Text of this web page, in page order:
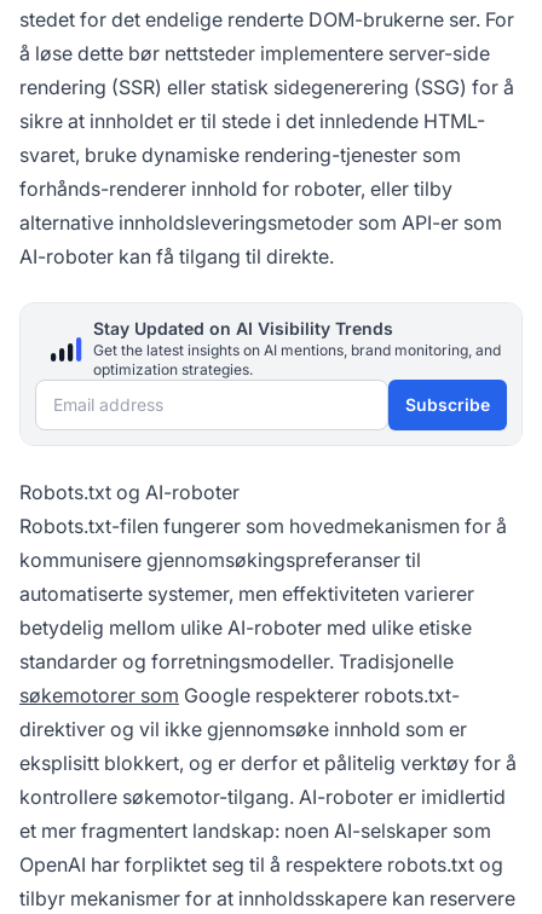
stedet for det endelige renderte DOM-brukerne ser. For
å løse dette bør nettsteder implementere server-side
rendering (SSR) eller statisk sidegenerering (SSG) for å
sikre at innholdet er til stede i det innledende HTML-
svaret, bruke dynamiske rendering-tjenester som
forhånds-renderer innhold for roboter, eller tilby
alternative innholdsleveringsmetoder som API-er som
AI-roboter kan få tilgang til direkte.
Stay Updated on AI Visibility Trends
Get the latest insights on AI mentions, brand monitoring, and
optimization strategies.
Email address Subscribe
Robots.txt og AI-roboter
Robots.txt-filen fungerer som hovedmekanismen for å
kommunisere gjennomsøkingspreferanser til
automatiserte systemer, men effektiviteten varierer
betydelig mellom ulike AI-roboter med ulike etiske
standarder og forretningsmodeller. Tradisjonelle
søkemotorer som Google respekterer robots.txt-
direktiver og vil ikke gjennomsøke innhold som er
eksplisitt blokkert, og er derfor et pålitelig verktøy for å
kontrollere søkemotor-tilgang. AI-roboter er imidlertid
et mer fragmentert landskap: noen AI-selskaper som
OpenAI har forpliktet seg til å respektere robots.txt og
tilbyr mekanismer for at innholdsskapere kan reservere